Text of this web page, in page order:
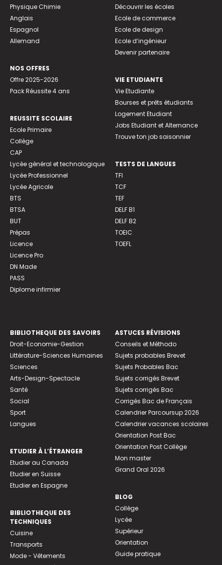
Physique Chimie
Anglais
Espagnol
Allemand
NOS OFFRES
Offre 2025-2026
Pack Réussite 4 ans
REUSSITE SCOLAIRE
Ecole Primaire
Collège
CAP
Lycée général et technologique
Lycée Professionnel
Lycée Agricole
BTS
BTSA
BUT
Prépas
Licence
Licence Pro
DN Made
PASS
Diplome infirmier
Découvrir les écoles
Ecole de commerce
Ecole de design
Ecole d’ingénieur
Devenir partenaire
VIE ETUDIANTE
Vie Etudiante
Bourses et prêts étudiants
Logement Etudiant
Jobs Etudiant et Alternance
Trouve ton job saisonnier
TESTS DE LANGUES
TFI
TCF
TEF
DELF B1
DELF B2
TOEIC
TOEFL
BIBLIOTHEQUE DES SAVOIRS
Droit-Economie-Gestion
Littérature-Sciences Humaines
Sciences
Arts-Design-Spectacle
Santé
Social
Sport
Langues
ETUDIER À L’ÉTRANGER
Etudier au Canada
Etudier en Suisse
Etudier en Espagne
BIBLIOTHEQUE DES
TECHNIQUES
Cuisine
Transports
Mode - Vêtements
ASTUCES RÉVISIONS
Conseils et Méthodo
Sujets probables Brevet
Sujets Probables Bac
Sujets corrigés Brevet
Sujets corrigés Bac
Corrigés Bac de Français
Calendrier Parcoursup 2026
Calendrier vacances scolaires
Orientation Post Bac
Orientation Post Collège
Mon master
Grand Oral 2026
BLOG
Collège
Lycée
Supérieur
Orientation
Guide pratique